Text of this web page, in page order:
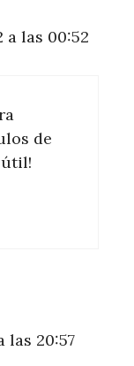
a las 00:52
de
útil!
las 20:57